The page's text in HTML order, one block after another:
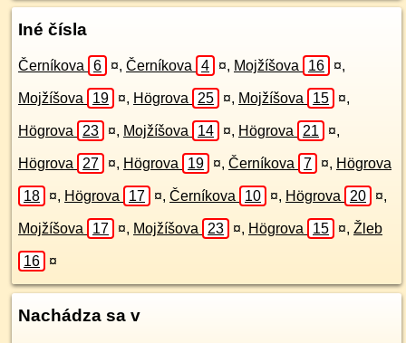
Iné čísla
Černíkova 6 ¤, Černíkova 4 ¤, Mojžíšova 16 ¤,
Mojžíšova 19 ¤, Högrova 25 ¤, Mojžíšova 15 ¤,
Högrova 23 ¤, Mojžíšova 14 ¤, Högrova 21 ¤,
Högrova 27 ¤, Högrova 19 ¤, Černíkova 7 ¤, Högrova
18 ¤, Högrova 17 ¤, Černíkova 10 ¤, Högrova 20 ¤,
Mojžíšova 17 ¤, Mojžíšova 23 ¤, Högrova 15 ¤, Žleb
16 ¤
Nachádza sa v